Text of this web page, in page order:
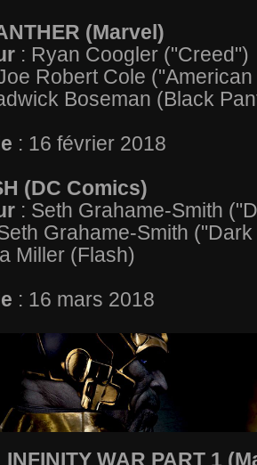
(Marvel)
: Ryan Coogler ("Creed")
Robert Cole
Boseman (Black
: 16 février 2018
(DC Comics)
: Seth Grahame-Smith
Grahame-Smith
Miller (Flash)
: 16 mars 2018
INFINITY WAR PART 1